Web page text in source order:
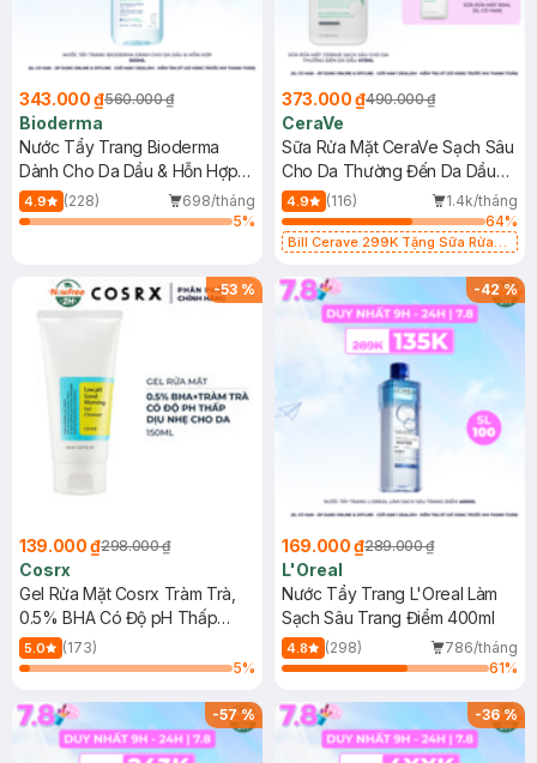
343.000 ₫560.000 ₫
Bioderma
Nước Tẩy Trang Bioderma
Dành Cho Da Dầu & Hỗn Hợp
500ml
4.9 (228)
698/tháng
5%
373.000 ₫490.000 ₫
CeraVe
Sữa Rửa Mặt CeraVe Sạch Sâu
Cho Da Thường Đến Da Dầu
473ml
4.9 (116)
1.4k/tháng
64%
Bill Cerave 299K Tặng Sữa Rửa
-53 %
139.000 ₫298.000 ₫
Cosrx
Gel Rửa Mặt Cosrx Tràm Trà,
0.5% BHA Có Độ pH Thấp
150ml
5.0
(173)
5%
-42%
169.000 ₫289.000 ₫
L'Oreal
Nước Tẩy Trang L'Oreal Làm
Sạch Sâu Trang Điểm 400ml
4.8 (298)
786/tháng
61%
-57% -36%